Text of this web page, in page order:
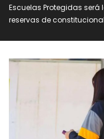
Escuelas Protegidas será
reservas de